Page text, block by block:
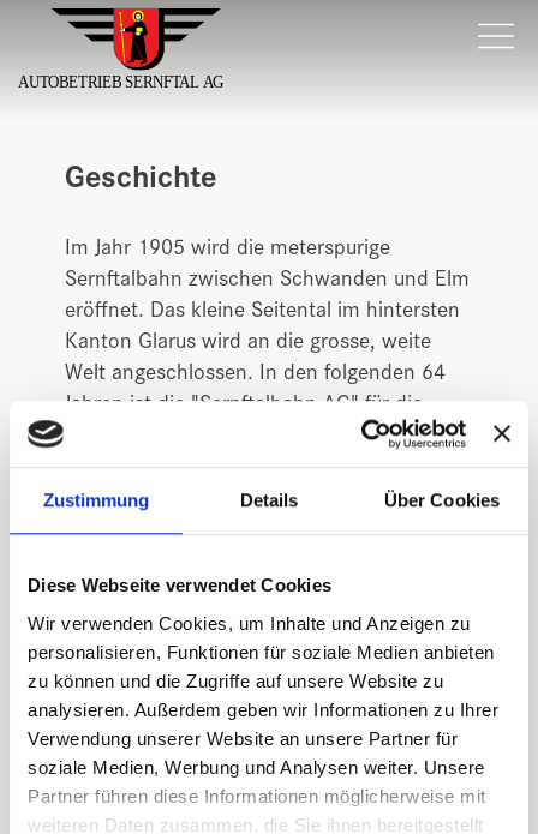
Zustimmung Details Über Cookies
Diese Webseite verwendet Cookies
Wir verwenden Cookies, um Inhalte und Anzeigen zu
personalisieren, Funktionen für soziale Medien anbieten
zu können und die Zugriffe auf unsere Website zu
analysieren. Außerdem geben wir Informationen zu Ihrer
Verwendung unserer Website an unsere Partner für
soziale Medien, Werbung und Analysen weiter. Unsere
Partner führen diese Informationen möglicherweise mit
weiteren Daten zusammen, die Sie ihnen bereitgestellt
Geschichte
Im Jahr 1905 wird die meterspurige
Sernftalbahn zwischen Schwanden und Elm
eröffnet. Das kleine Seitental im hintersten
Kanton Glarus wird an die grosse, weite
Welt angeschlossen. In den folgenden 64
Jahren ist die "Sernftalbahn AG" für die
Mobilität entlang des Sernf zuständig. Am
01. Juni 1969 wird der Betrieb auf
Autobusverkehr umgestellt und die
Sernftalbahn AG wird umgewandelt in die
wurden auch noch Güter befördert,
zwischenzeitlich war man auch im
Reiseverkehr aktiv. Heute konzentriert sich
der Betrieb auf die Buslinien Schwanden -
Elm 72.541, Schwanden - Schwändi
72.542, Schwanden - Sool 72.543,
Schwanden - Kies (-Mettmen) 72.544 und
Elm - Obererbs 72.545 sowie Schwanden -